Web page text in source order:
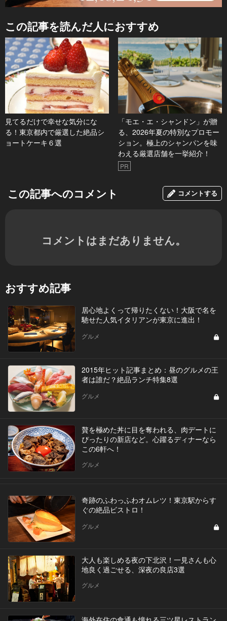
この記事を読んだ人におすすめ
見てるだけで幸せな気分にな
る！東京都内で厳選した絶品シ
ョートケーキ６選
「モエ・エ・シャンドン」が贈
る、2026年夏の特別なプロモー
ション。極上のシャンパンを味
わえる厳選店舗を一挙紹介！
PR
この記事へのコメント コメントする
コメントはまだありません。
おすすめ記事
居心地よくって帰りたくない！大阪で名を
馳せた人気イタリアンが東京に進出！
グルメ
2015年ヒット記事まとめ：昼のグルメの王
者は誰だ？絶品ランチ特集8選
グルメ
贅を極めた丼に目を奪われる、肉デートに
ぴったりの新店など。心躍るディナーなら
この6軒へ！
グルメ
奇跡のふわっふわオムレツ！東京駅からす
ぐの絶品ビストロ！
グルメ
大人も楽しめる夜の下北沢！一見さんも心
地良く過ごせる、深夜の良店3選
グルメ